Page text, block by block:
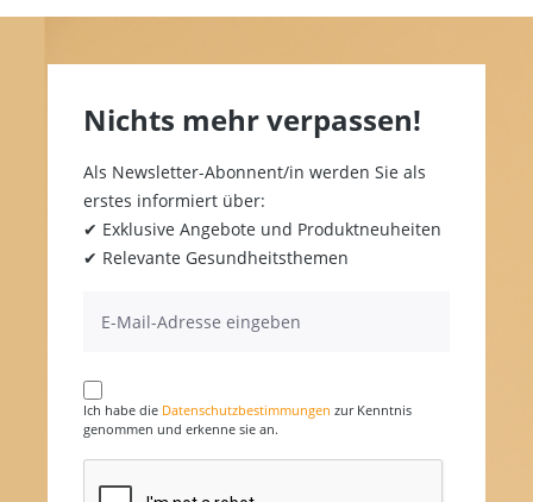
Nichts mehr verpassen!
Als Newsletter-Abonnent/in werden Sie als
erstes informiert über:
✔ Exklusive Angebote und Produktneuheiten
✔ Relevante Gesundheitsthemen
Ich habe die Datenschutzbestimmungen zur Kenntnis
genommen und erkenne sie an.